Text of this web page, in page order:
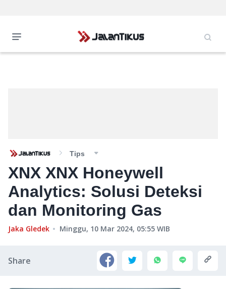
Tips
XNX XNX Honeywell
Analytics: Solusi Deteksi
dan Monitoring Gas
Jaka Gledek Minggu, 10 Mar 2024, 05:55 WIB
Share